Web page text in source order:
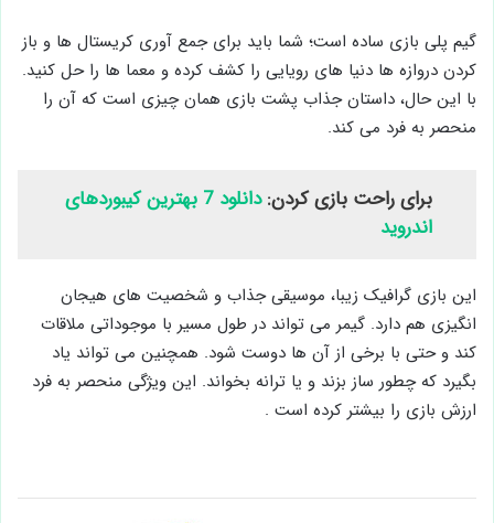
گیم پلی بازی ساده است؛ شما باید برای جمع آوری کریستال ها و باز
کردن دروازه ها دنیا های رویایی را کشف کرده و معما ها را حل کنید.
با این حال، داستان جذاب پشت بازی همان چیزی است که آن را
منحصر به فرد می کند.
برای راحت بازی کردن:
دانلود 7 بهترین کیبوردهای
اندروید
این بازی گرافیک زیبا، موسیقی جذاب و شخصیت های هیجان
انگیزی هم دارد. گیمر می تواند در طول مسیر با موجوداتی ملاقات
کند و حتی با برخی از آن ها دوست شود. همچنین می تواند یاد
بگیرد که چطور ساز بزند و یا ترانه بخواند. این ویژگی منحصر به فرد
ارزش بازی را بیشتر کرده است .